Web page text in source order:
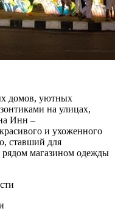
домов, уютных
на улицах,
Инн –
и ухоженного
ставший для
магазином одежды